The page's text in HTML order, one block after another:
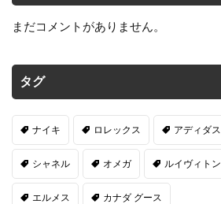
まだコメントがありません。
タグ
ナイキ ロレックス アディダス
シャネル オメガ ルイヴィトン
エルメス カナダ グース